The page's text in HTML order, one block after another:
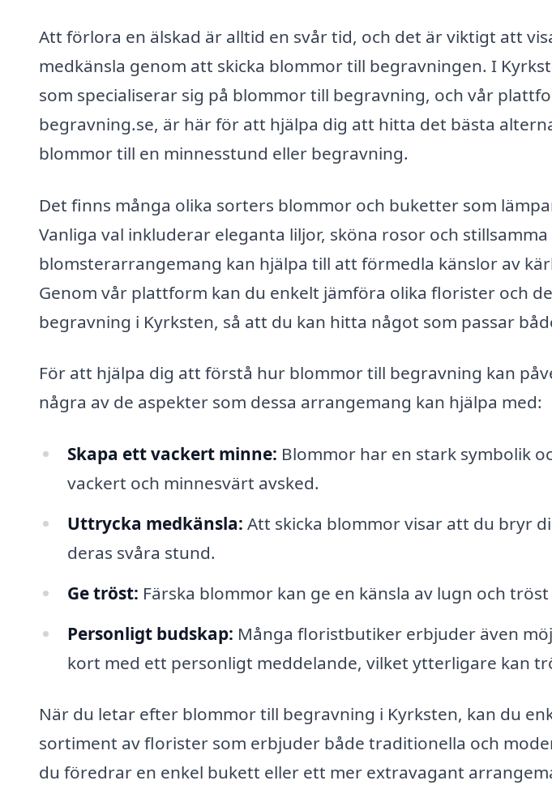
Att förlora en älskad är alltid en svår tid, och det är viktigt att
medkänsla genom att skicka blommor till begravningen. I
som specialiserar sig på blommor till begravning, och vår
begravning.se, är här för att hjälpa dig att hitta det bästa
blommor till en minnesstund eller begravning.
Det finns många olika sorters blommor och buketter som
Vanliga val inkluderar eleganta liljor, sköna rosor och
blomsterarrangemang kan hjälpa till att förmedla känslor av
Genom vår plattform kan du enkelt jämföra olika florister och
begravning i Kyrksten, så att du kan hitta något som passar
För att hjälpa dig att förstå hur blommor till begravning kan
några av de aspekter som dessa arrangemang kan hjälpa med:
Skapa ett vackert minne: Blommor har en stark symbolik
vackert och minnesvärt avsked.
Uttrycka medkänsla: Att skicka blommor visar att du bryr
deras svåra stund.
Ge tröst: Färska blommor kan ge en känsla av lugn och
Personligt budskap: Många floristbutiker erbjuder även
kort med ett personligt meddelande, vilket ytterligare kan
När du letar efter blommor till begravning i Kyrksten, kan du
sortiment av florister som erbjuder både traditionella och
du föredrar en enkel bukett eller ett mer extravagant